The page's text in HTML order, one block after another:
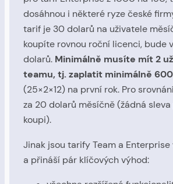
dosáhnou i některé ryze české
tarif je 30 dolarů na uživatele
koupíte rovnou roční licenci, bude
dolarů. Minimálně musíte mít 2
teamu, tj. zaplatit minimálně
(25×2×12) na první rok. Pro
za 20 dolarů měsíčně (žádná
koupi).
Jinak jsou tarify Team a
a přináší pár klíčových výhod: